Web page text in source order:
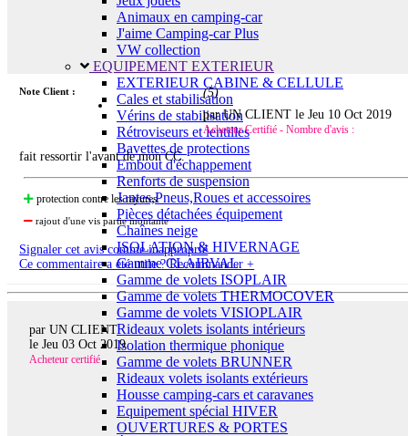
Animaux en camping-car
J'aime Camping-car Plus
VW collection
EQUIPEMENT EXTERIEUR
EXTERIEUR CABINE & CELLULE
Cales et stabilisation
Vérins de stabilisation
Rétroviseurs et lentilles
Bavettes de protections
Embout d'échappement
Renforts de suspension
Jantes,Pneus,Roues et accessoires
Pièces détachées équipement
Chaînes neige
ISOLATION & HIVERNAGE
Gamme CLAIRVAL
Gamme de volets ISOPLAIR
Gamme de volets THERMOCOVER
Gamme de volets VISIOPLAIR
Rideaux volets isolants intérieurs
Isolation thermique phonique
Gamme de volets BRUNNER
Rideaux volets isolants extérieurs
Housse camping-cars et caravanes
Equipement spécial HIVER
OUVERTURES & PORTES
Note Client : (5)
par UN CLIENT leJeu 10 Oct 2019
Acheteur Certifié - Nombre d'avis :
fait ressortir l'avant de mon CC.
protection contre les rayures
rajout d'une vis partie montante
Signaler cet avis comme inapproprié
Ce commentaire a été utile ? Recommander +
par UN CLIENT
le Jeu 03 Oct 2019
Acheteur certifié